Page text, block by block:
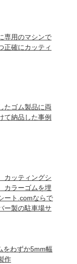
専用のマシンで
正確にカッティ
たゴム製品に両
て納品した事例
カッティングシ
カラーゴムを埋
ート.comならで
ー製の駐車場サ
をわずか5mm幅
作